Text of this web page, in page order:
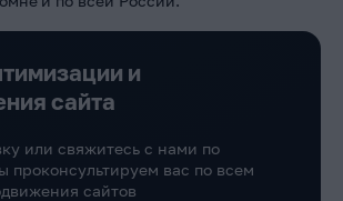
и
сайта
или свяжитесь с нами по
проконсультируем вас по всем
сайтов